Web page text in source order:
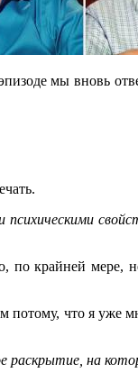
мы вновь
крайней
что я
на